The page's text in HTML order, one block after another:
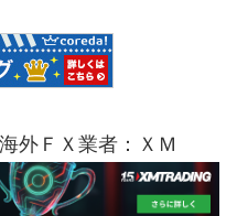
外ＦＸ業者：ＸＭ